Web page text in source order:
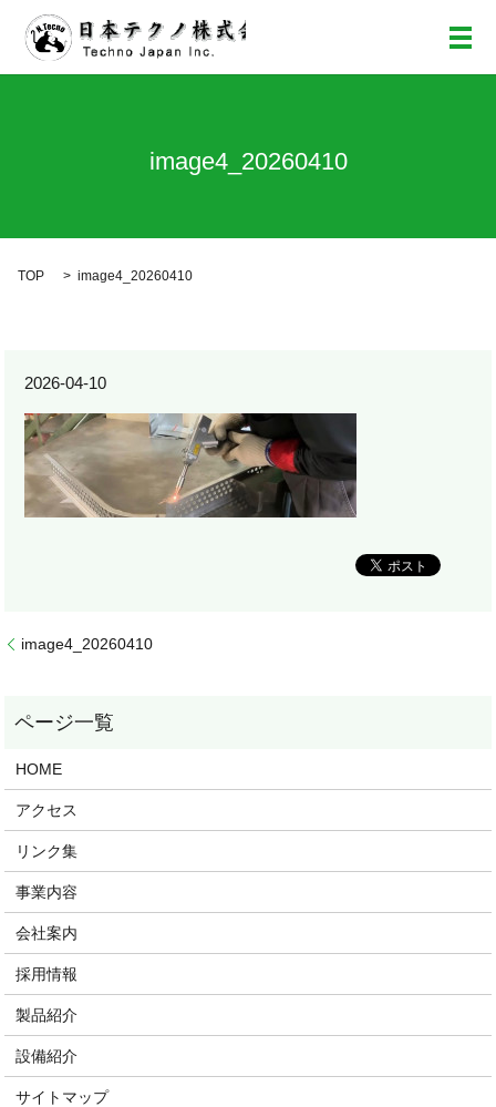
メ
image4_20260410
TOP image4_20260410
2026-04-10
image4_20260410
HOME
アクセス
リンク集
事業内容
会社案内
採用情報
製品紹介
設備紹介
サイトマップ